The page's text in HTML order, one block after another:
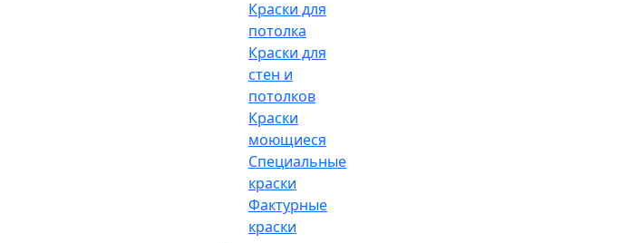
Краски для
потолка
Краски для
стен и
потолков
Краски
моющиеся
Специальные
краски
Фактурные
краски